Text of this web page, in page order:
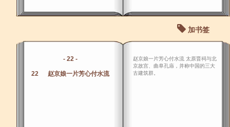
加书签
- 22 -
22 赵京娘一片芳心付水流
赵京娘一片芳心付水流 太原晋祠与北
京故宫、曲阜孔庙，并称中国的三大
古建筑群。